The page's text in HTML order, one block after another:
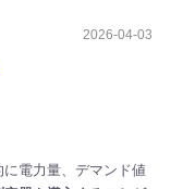
2026-04-03
電力量、デマンド値